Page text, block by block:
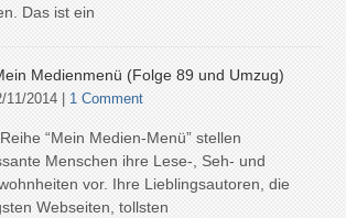
Das ist ein
Medienmenü (Folge 89 und Umzug)
11/2014 | 1 Comment
“Mein Medien-Menü” stellen
Menschen ihre Lese-, Seh- und
vor. Ihre Lieblingsautoren, die
Webseiten, tollsten